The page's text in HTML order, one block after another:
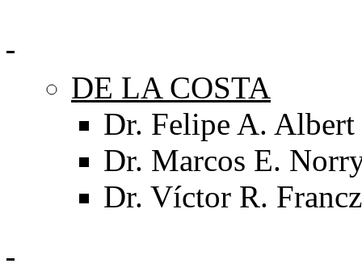
DE LA COSTA
Dr. Felipe A. Albert
Dr. Marcos E.
Dr. Víctor R.